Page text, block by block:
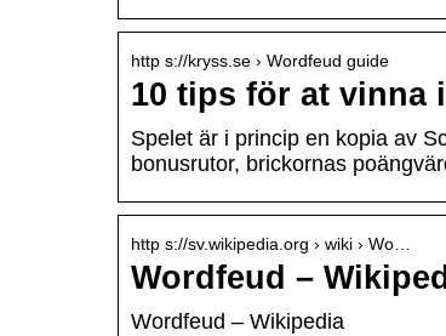
http s://kryss.se › Wordfeud guide
10 tips för at vinna
Spelet är i princip en kopia av
bonusrutor, brickornas
http s://sv.wikipedia.org › wiki › Wo…
Wordfeud –
Wordfeud – Wikipedia